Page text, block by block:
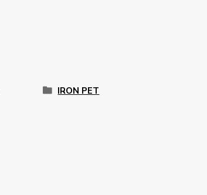
IRON PET